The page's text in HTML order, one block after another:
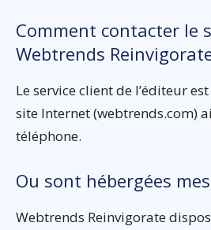
Comment contacter le
Webtrends
Le service client de l’éditeur
site Internet (webtrends.com)
téléphone.
Ou sont hébergées
Webtrends Reinvigorate